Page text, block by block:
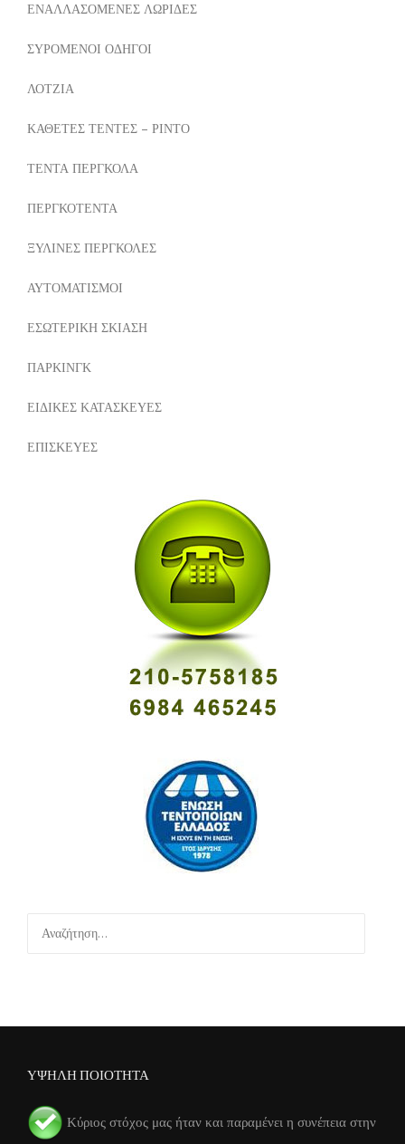
ΕΝΑΛΛΑΣΟΜΕΝΕΣ ΛΩΡΙΔΕΣ
ΣΥΡΟΜΕΝΟΙ ΟΔΗΓΟΙ
ΛΟΤΖΙΑ
ΚΑΘΕΤΕΣ ΤΕΝΤΕΣ – ΡΙΝΤΟ
ΤΕΝΤΑ ΠΕΡΓΚΟΛΑ
ΠΕΡΓΚΟΤΕΝΤΑ
ΞΥΛΙΝΕΣ ΠΕΡΓΚΟΛΕΣ
ΑΥΤΟΜΑΤΙΣΜΟΙ
ΕΣΩΤΕΡΙΚΗ ΣΚΙΑΣΗ
ΠΑΡΚΙΝΓΚ
ΕΙΔΙΚΕΣ ΚΑΤΑΣΚΕΥΕΣ
ΕΠΙΣΚΕΥΕΣ
ΥΨΗΛΗ ΠΟΙΟΤΗΤΑ
Κύριος στόχος μας ήταν και παραμένει η συνέπεια στην